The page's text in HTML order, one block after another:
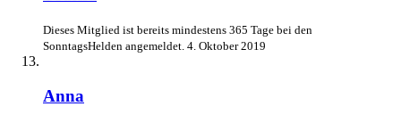
Dieses Mitglied ist bereits mindestens 365 Tage bei den
SonntagsHelden angemeldet. 4. Oktober 2019
Anna